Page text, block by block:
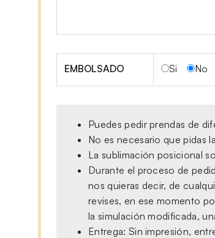
EMBOLSADO Si No
Puedes pedir prendas de
No es necesario que pidas
La sublimación posicional
Durante el proceso de
nos quieras decir, de
revises, en ese momento
la simulación modificada,
Entrega: Sin impresión,